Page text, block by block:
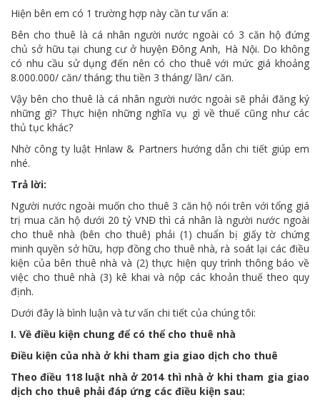
Hiện bên em có 1 trường hợp này cần tư vấn a:
Bên cho thuê là cá nhân người nước ngoài có 3 căn hộ đứng
chủ sở hữu tại chung cư ở huyện Đông Anh, Hà Nội. Do không
có nhu cầu sử dụng đến nên có cho thuê với mức giá khoảng
8.000.000/ căn/ tháng; thu tiền 3 tháng/ lần/ căn.
Vậy bên cho thuê là cá nhân người nước ngoài sẽ phải đăng ký
những gì? Thực hiện những nghĩa vụ gì về thuế cũng như các
thủ tục khác?
Nhờ công ty luật Hnlaw & Partners hướng dẫn chi tiết giúp em
nhé.
Trả lời:
Người nước ngoài muốn cho thuê 3 căn hộ nói trên với tổng giá
trị mua căn hộ dưới 20 tỷ VNĐ thì cá nhân là người nước ngoài
cho thuê nhà (bên cho thuê) phải (1) chuẩn bị giấy tờ chứng
minh quyền sở hữu, hợp đồng cho thuê nhà, rà soát lại các điều
kiện của bên thuê nhà và (2) thực hiện quy trình thông báo về
việc cho thuê nhà (3) kê khai và nộp các khoản thuế theo quy
định.
Dưới đây là bình luận và tư vấn chi tiết của chúng tôi:
I. Về điều kiện chung để có thể cho thuê nhà
Điều kiện của nhà ở khi tham gia giao dịch cho thuê
Theo điều 118 luật nhà ở 2014 thì nhà ở khi tham gia giao
dịch cho thuê phải đáp ứng các điều kiện sau: